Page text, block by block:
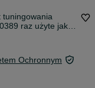
tuningowania
raz użyte jak
Ochronnym